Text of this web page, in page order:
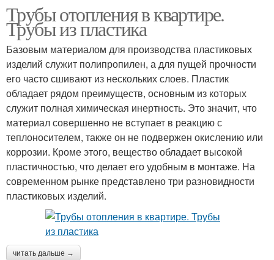
Трубы отопления в квартире.
Трубы из пластика
Базовым материалом для производства пластиковых
изделий служит полипропилен, а для пущей прочности
его часто сшивают из нескольких слоев. Пластик
обладает рядом преимуществ, основным из которых
служит полная химическая инертность. Это значит, что
материал совершенно не вступает в реакцию с
теплоносителем, также он не подвержен окислению или
коррозии. Кроме этого, вещество обладает высокой
пластичностью, что делает его удобным в монтаже. На
современном рынке представлено три разновидности
пластиковых изделий.
читать дальше →